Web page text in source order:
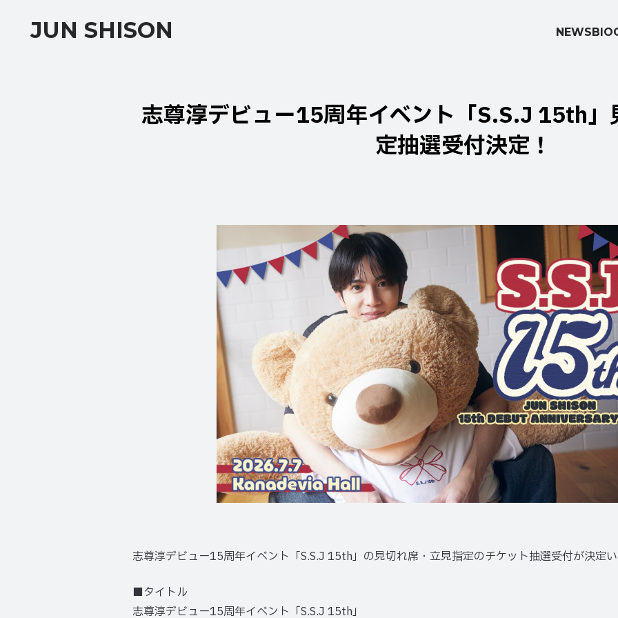
JUN SHISON NEWS
志尊淳デビュー15周年イベント「S.S.J 15th」
定抽選受付決定！
志尊淳デビュー15周年イベント「S.S.J 15th」の見切れ席・立見指定のチケット抽選受付が決定
■タイトル
志尊淳デビュー15周年イベント「S.S.J 15th」